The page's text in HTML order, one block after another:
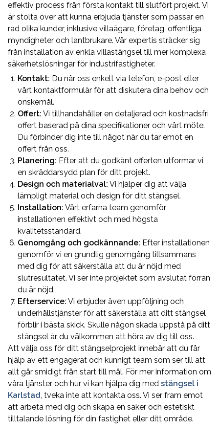
effektiv process från första kontakt till slutfört projekt. Vi
är stolta över att kunna erbjuda tjänster som passar en
rad olika kunder, inklusive villaägare, företag, offentliga
myndigheter och lantbrukare. Vår expertis sträcker sig
från installation av enkla villastängsel till mer komplexa
säkerhetslösningar för industrifastigheter.
Kontakt: Du når oss enkelt via telefon, e-post eller
vårt kontaktformulär för att diskutera dina behov och
önskemål.
Offert: Vi tillhandahåller en detaljerad och kostnadsfri
offert baserad på dina specifikationer och vårt möte.
Du förbinder dig inte till något när du tar emot en
offert från oss.
Planering: Efter att du godkänt offerten utformar vi
en skräddarsydd plan för ditt projekt.
Design och materialval: Vi hjälper dig att välja
lämpligt material och design för ditt stängsel.
Installation: Vårt erfarna team genomför
installationen effektivt och med högsta
kvalitetsstandard.
Genomgång och godkännande: Efter installationen
genomför vi en grundlig genomgång tillsammans
med dig för att säkerställa att du är nöjd med
slutresultatet. Vi ser inte projektet som avslutat förrän
du är nöjd.
Efterservice: Vi erbjuder även uppföljning och
underhållstjänster för att säkerställa att ditt stängsel
förblir i bästa skick. Skulle någon skada uppstå på ditt
stängsel är du välkommen att höra av dig till oss.
Att välja oss för ditt stängselprojekt innebär att du får
hjälp av ett engagerat och kunnigt team som ser till att
allt går smidigt från start till mål. För mer information om
våra tjänster och hur vi kan hjälpa dig med stängsel i
Karlstad, tveka inte att kontakta oss. Vi ser fram emot
att arbeta med dig och skapa en säker och estetiskt
tilltalande lösning för din fastighet eller ditt område.